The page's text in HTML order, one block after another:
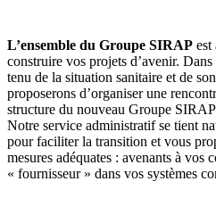
L’ensemble du Groupe SIRAP est
construire vos projets d’avenir.
tenu de la situation sanitaire et de
proposerons d’organiser une
structure du nouveau Groupe
Notre service administratif se tient
pour faciliter la transition et vous
mesures adéquates : avenants à vos
« fournisseur » dans vos systèmes